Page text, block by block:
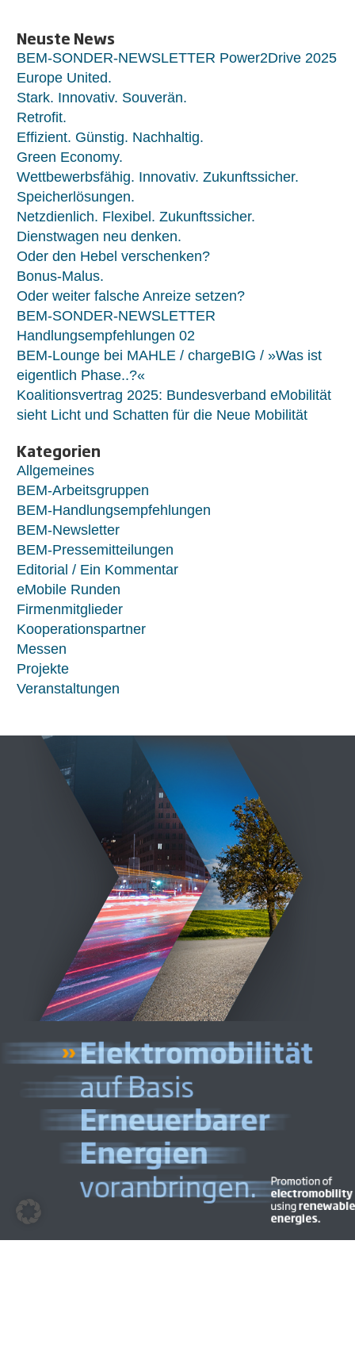
Neuste News
BEM-SONDER-NEWSLETTER Power2Drive 2025
Europe United.
Stark. Innovativ. Souverän.
Retrofit.
Effizient. Günstig. Nachhaltig.
Green Economy.
Wettbewerbsfähig. Innovativ. Zukunftssicher.
Speicherlösungen.
Netzdienlich. Flexibel. Zukunftssicher.
Dienstwagen neu denken.
Oder den Hebel verschenken?
Bonus-Malus.
Oder weiter falsche Anreize setzen?
BEM-SONDER-NEWSLETTER
Handlungsempfehlungen 02
BEM-Lounge bei MAHLE / chargeBIG / »Was ist
eigentlich Phase..?«
Koalitionsvertrag 2025: Bundesverband eMobilität
sieht Licht und Schatten für die Neue Mobilität
Kategorien
Allgemeines
BEM-Arbeitsgruppen
BEM-Handlungsempfehlungen
BEM-Newsletter
BEM-Pressemitteilungen
Editorial / Ein Kommentar
eMobile Runden
Firmenmitglieder
Kooperationspartner
Messen
Projekte
Veranstaltungen